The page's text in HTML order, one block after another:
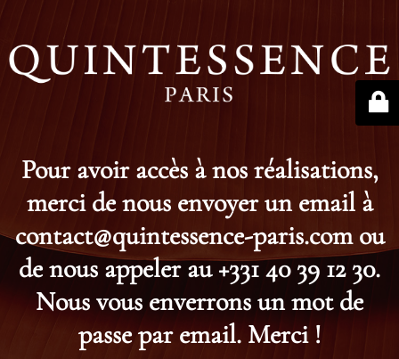
Pour avoir accès à nos réalisations,
merci de nous envoyer un email à
contact@quintessence-paris.com ou
de nous appeler au +331 40 39 12 30.
Nous vous enverrons un mot de
passe par email. Merci !